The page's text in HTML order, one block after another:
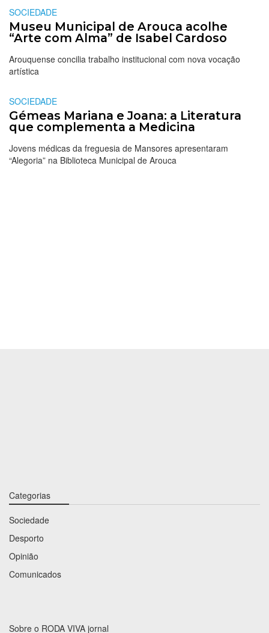
SOCIEDADE
Museu Municipal de Arouca acolhe
“Arte com Alma” de Isabel Cardoso
Arouquense concilia trabalho institucional com nova vocação
artística
SOCIEDADE
Gémeas Mariana e Joana: a Literatura
que complementa a Medicina
Jovens médicas da freguesia de Mansores apresentaram
“Alegoria” na Biblioteca Municipal de Arouca
Categorias
Sociedade
Desporto
Opinião
Comunicados
Sobre o RODA VIVA jornal